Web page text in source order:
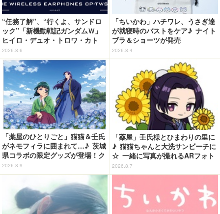
“任務了解”、“行くよ、サンドロ
ック”「新機動戦記ガンダムＷ」
ヒイロ・デュオ・トロワ・カト
ル・五飛の声がする…！ 新規録
り下ろしボイス搭載のワイヤレス
イヤホンが登場
2026.8.6
「ちいかわ」ハチワレ、うさぎ達
が就寝時のバストをケア♪ ナイト
ブラ＆ショーツが発売
2026.8.4
「薬屋のひとりごと」猫猫＆壬氏
がネモフィラに囲まれて…♪ 茨城
県コラボの限定グッズが登場！ク
リアファイルやポストカードなど
2026.8.9
「薬屋」壬氏様とひまわりの里に
♪ 猫猫ちゃんと大洗サンビーチに
☆ 一緒に写真が撮れるARフォト
スポット企画「猫猫・壬氏と夏巡
り」開催【茨城県】
2026.8.7